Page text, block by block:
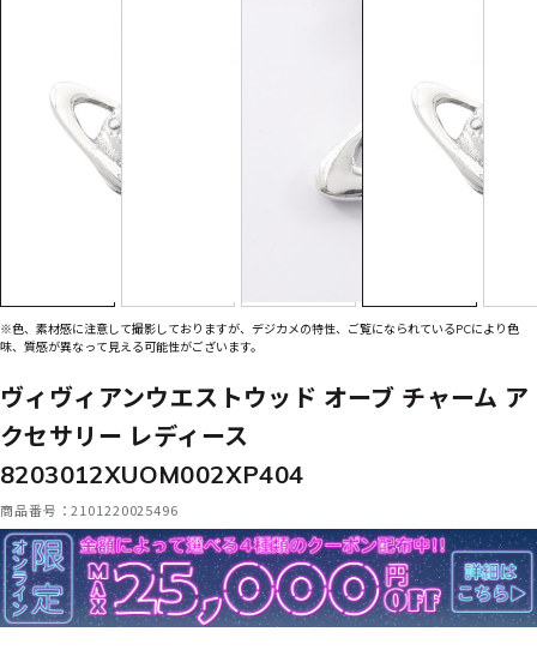
※色、素材感に注意して撮影しておりますが、デジカメの特性、ご覧になられているPCにより色
味、質感が異なって見える可能性がございます。
ヴィヴィアンウエストウッド オーブ チャーム ア
クセサリー レディース
8203012XUOM002XP404
商品番号：2101220025496